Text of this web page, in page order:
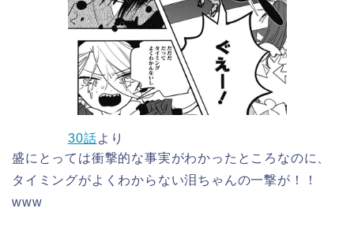
30話より
盛にとっては衝撃的な事実がわかったところなのに、
タイミングがよくわからない泪ちゃんの一撃が！！
www